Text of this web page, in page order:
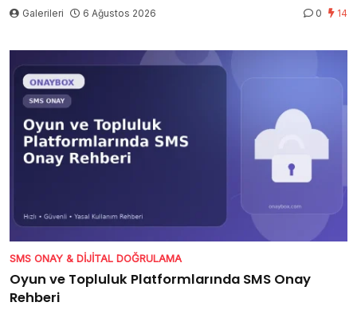
Galerileri 6 Ağustos 2026 0 14
SMS ONAY & DIJITAL DOĞRULAMA
Oyun ve Topluluk Platformlarında SMS Onay
Rehberi